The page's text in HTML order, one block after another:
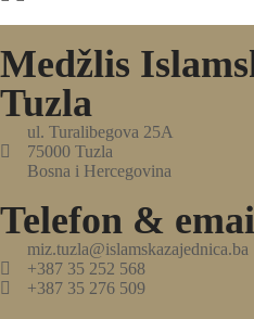
Medžlis
Tuzla
ul. Turalibegova 25A
75000 Tuzla
Bosna i Hercegovina
Telefon &
miz.tuzla@islamskazajednica.ba
+387 35 252 568
+387 35 276 509